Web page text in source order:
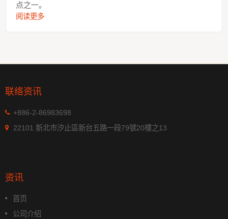
点之一。
阅读更多
联络资讯
+886-2-86983698
22101 新北市汐止區新台五路一段79號20樓之13
资讯
首页
公司介绍